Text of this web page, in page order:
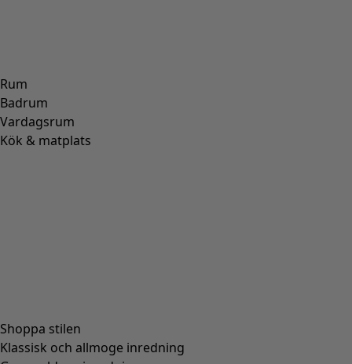
Rum
Badrum
Vardagsrum
Kök & matplats
Shoppa stilen
Klassisk och allmoge inredning